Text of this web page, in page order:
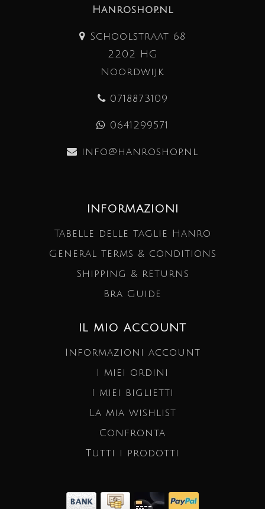
Hanroshop.nl
Schoolstraat 68
2202 HG
Noordwijk
0718873109
0641299571
info@hanroshop.nl
INFORMAZIONI
Tabelle delle taglie Hanro
General terms & conditions
Shipping & returns
Bra Guide
IL MIO ACCOUNT
Informazioni account
I miei ordini
I miei biglietti
La mia wishlist
Confronta
Tutti i prodotti